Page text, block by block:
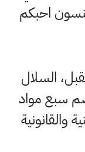
احبكم
السلال
سبع مواد
والقانونية